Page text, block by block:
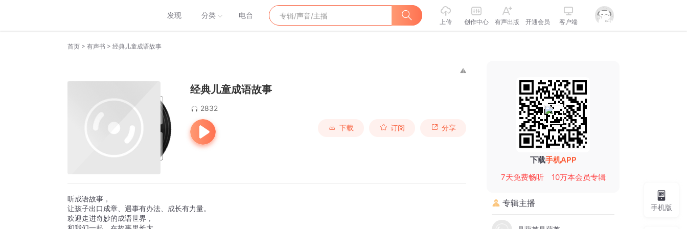
发现 分类 电台
上传 创作中心 有声出版 开通会员 客户端
首页 > 有声书 > 经典儿童成语故事
经典儿童成语故事
2832
下载 订阅 分享
听成语故事，
让孩子出口成章、遇事有办法、成长有力量。
欢迎走进奇妙的成语世界，
下载手机APP
7天免费畅听
10万本会员专辑
专辑主播 手机版